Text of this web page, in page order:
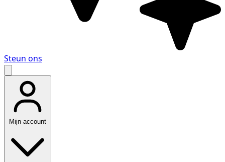
Steun ons
Mijn account